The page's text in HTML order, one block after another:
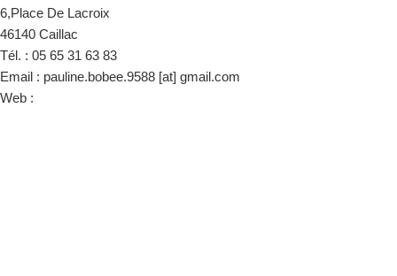
6,Place De Lacroix
46140 Caillac
Tél. : 05 65 31 63 83
Email : pauline.bobee.9588 [at] gmail.com
Web :